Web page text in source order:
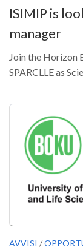
Post
Ricevi la
Avvisi
Borse di
Call for
Comunicati
Congressi
Convegni
Corsi di
ISIMIP is
manager
Join the Horizon
SPARCLLE as
AVVISI /